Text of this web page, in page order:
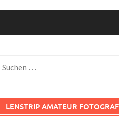
nach:
LENSTRIP AMATEUR